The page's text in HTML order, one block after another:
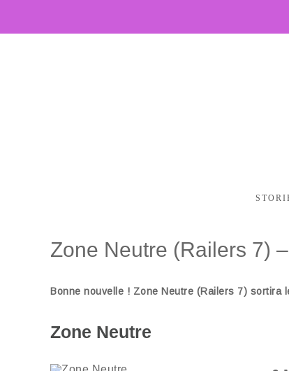
Zone Neutre (Railers 7)
Bonne nouvelle ! Zone Neutre (Railers 7) sortira
Zone Neutre